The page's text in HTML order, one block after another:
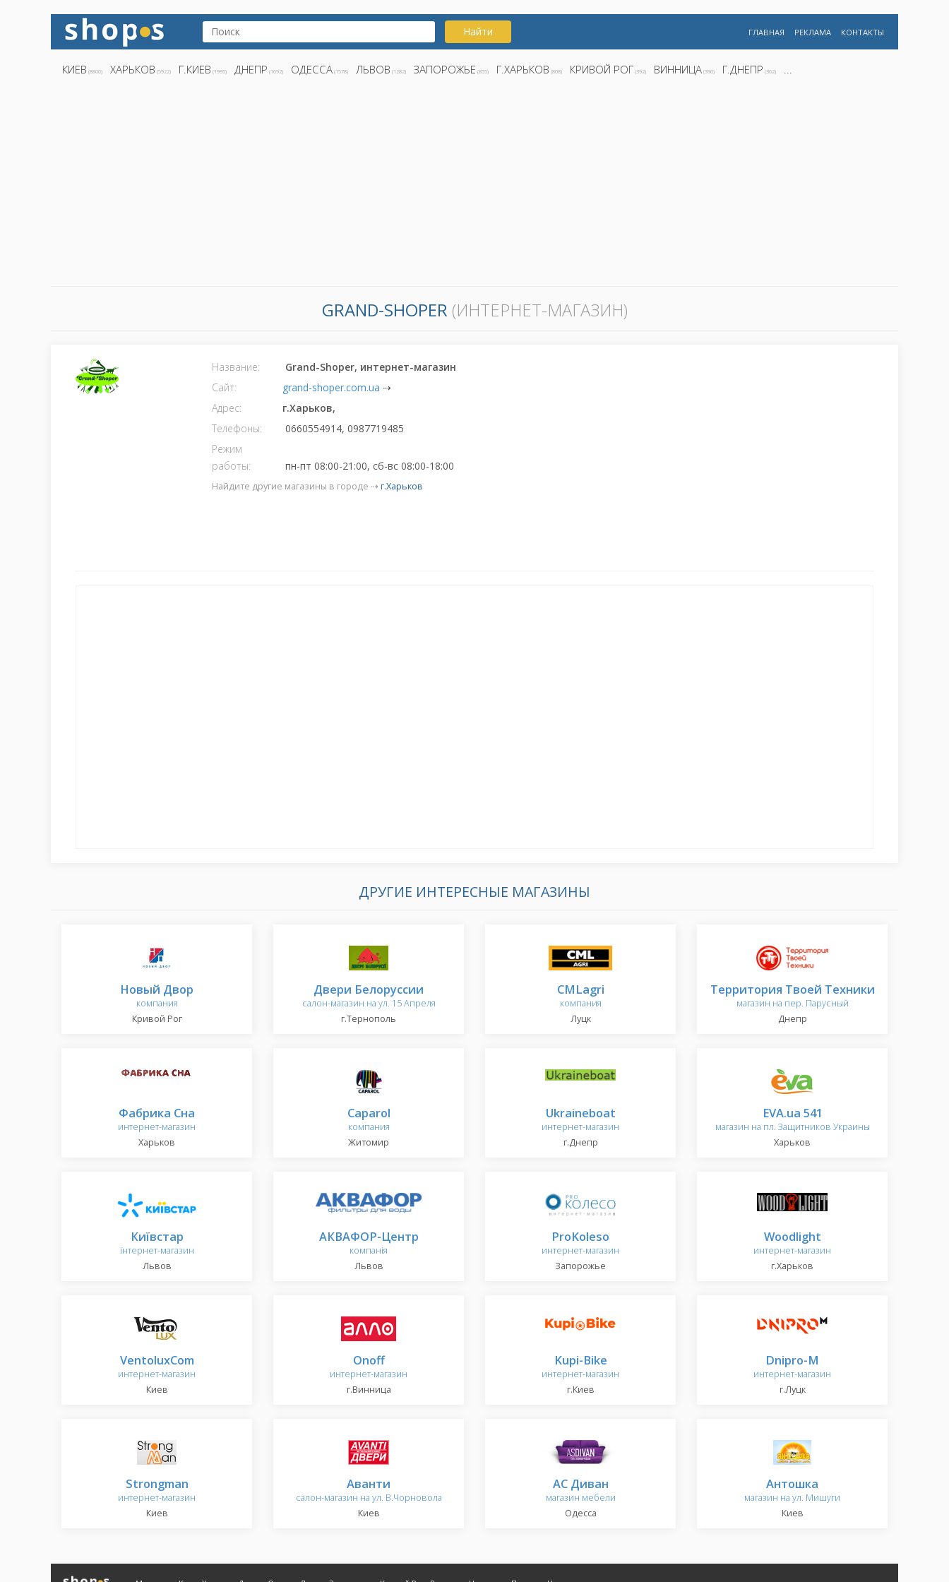
Найти ГЛАВНАЯ РЕКЛАМА КОНТАКТЫ
КИЕВ (8800) ХАРЬКОВ (5922) Г.КИЕВ (1995) ДНЕПР (1692) ОДЕССА (1578) ЛЬВОВ (1282) ЗАПОРОЖЬЕ (855) Г.ХАРЬКОВ (808) КРИВОЙ РОГ (392) ВИННИЦА (390) Г.ДНЕПР (362) ...
GRAND-SHOPER (ИНТЕРНЕТ-МАГАЗИН)
Название:
Grand-Shoper, интернет-магазин
Сайт:
grand-shoper.com.ua ⇢
Адрес:
г.Харьков,
Телефоны:
0660554914, 0987719485
Режим
работы:
пн-пт 08:00-21:00, сб-вс 08:00-18:00
Найдите другие магазины в городе ⇢г.Харьков
ДРУГИЕ ИНТЕРЕСНЫЕ МАГАЗИНЫ
Новый Двор
компания
Кривой Рог
Двери Белоруссии
салон-магазин на ул. 15 Апреля
г.Тернополь
CMLagri
компания
Луцк
Территория Твоей Техники
магазин на пер. Парусный
Днепр
Фабрика Сна
интернет-магазин
Харьков
Caparol
компания
Житомир
Ukraineboat
интернет-магазин
г.Днепр
EVA.ua 541
магазин на пл. Защитников Украины
Харьков
Київстар
інтернет-магазин
Львов
АКВАФOР-Центр
компанія
Львов
ProKoleso
интернет-магазин
Запорожье
Woodlight
интернет-магазин
г.Харьков
VentoluxCom
интернет-магазин
Киев
Onoff
интернет-магазин
г.Винница
Kupi-Bike
интернет-магазин
г.Киев
Dnipro-M
интернет-магазин
г.Луцк
Strongman
интернет-магазин
Киев
Аванти
салон-магазин на ул. В.Чорновола
Киев
АС Диван
магазин мебели
Одесса
Антошка
магазин на ул. Мишуги
Киев